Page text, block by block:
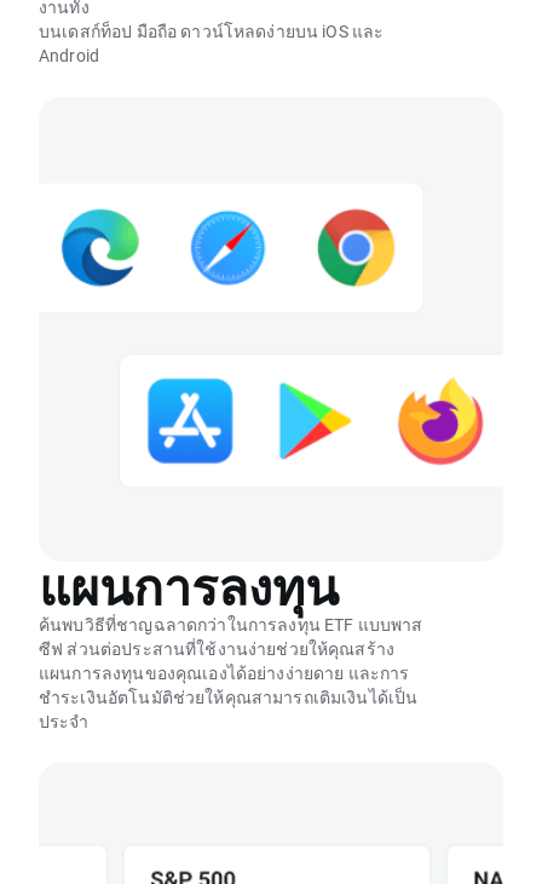
งานทั้ง
บนเดสก์ท็อป มือถือ ดาวน์โหลดง่ายบน iOS และ
Android
แผนการลงทุน
ค้นพบวิธีที่ชาญฉลาดกว่าในการลงทุน ETF แบบพาส
ซีฟ ส่วนต่อประสานที่ใช้งานง่ายช่วยให้คุณสร้าง
แผนการลงทุนของคุณเองได้อย่างง่ายดาย และการ
ชำระเงินอัตโนมัติช่วยให้คุณสามารถเติมเงินได้เป็น
ประจำ